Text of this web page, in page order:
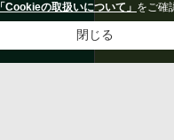
「Cookieの取扱いについて」 をご確
閉じる